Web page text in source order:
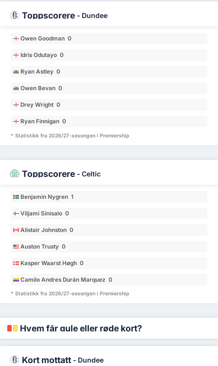
Toppscorere - Dundee
Owen Goodman 0
Idris Odutayo 0
Ryan Astley 0
Owen Bevan 0
Drey Wright 0
Ryan Finnigan 0
* Statistikk fra 2026/27-sesongen i Premiership
Toppscorere - Celtic
Benjamin Nygren 1
Viljami Sinisalo 0
Alistair Johnston 0
Auston Trusty 0
Kasper Waarst Høgh 0
Camilo Andres Durán Marquez 0
* Statistikk fra 2026/27-sesongen i Premiership
Hvem får gule eller røde kort?
Kort mottatt - Dundee